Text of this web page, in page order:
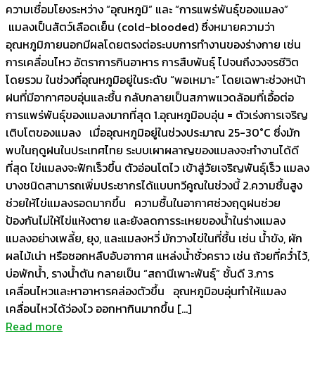
ความเชื่อมโยงระหว่าง “อุณหภูมิ” และ “การแพร่พันธุ์ของแมลง”
แมลงเป็นสัตว์เลือดเย็น (cold-blooded) ซึ่งหมายความว่า
อุณหภูมิภายนอกมีผลโดยตรงต่อระบบการทำงานของร่างกาย เช่น
การเคลื่อนไหว อัตราการกินอาหาร การสืบพันธุ์ ไปจนถึงวงจรชีวิต
โดยรวม ในช่วงที่อุณหภูมิอยู่ในระดับ “พอเหมาะ” โดยเฉพาะช่วงหน้า
ฝนที่มีอากาศอบอุ่นและชื้น กลับกลายเป็นสภาพแวดล้อมที่เอื้อต่อ
การแพร่พันธุ์ของแมลงมากที่สุด 1.อุณหภูมิอบอุ่น = ตัวเร่งการเจริญ
เติบโตของแมลง เมื่ออุณหภูมิอยู่ในช่วงประมาณ 25-30°C ซึ่งมัก
พบในฤดูฝนในประเทศไทย ระบบเผาผลาญของแมลงจะทำงานได้ดี
ที่สุด ไข่แมลงจะฟักเร็วขึ้น ตัวอ่อนโตไว เข้าสู่วัยเจริญพันธุ์เร็ว แมลง
บางชนิดสามารถเพิ่มประชากรได้แบบทวีคูณในช่วงนี้ 2.ความชื้นสูง
ช่วยให้ไข่แมลงรอดมากขึ้น ความชื้นในอากาศช่วงฤดูฝนช่วย
ป้องกันไม่ให้ไข่แห้งตาย และยังลดการระเหยของน้ำในร่างแมลง
แมลงอย่างเพลี้ย, ยุง, และแมลงหวี่ มักวางไข่ในที่ชื้น เช่น น้ำขัง, ผัก
ผลไม้เน่า หรือซอกหลืบอับอากาศ แหล่งน้ำชั่วคราว เช่น ถ้วยที่คว่ำไว้,
บ่อพักน้ำ, รางน้ำตัน กลายเป็น “สถานีเพาะพันธุ์” ชั้นดี 3.การ
เคลื่อนไหวและหาอาหารคล่องตัวขึ้น อุณหภูมิอบอุ่นทำให้แมลง
เคลื่อนไหวได้ว่องไว ออกหากินมากขึ้น […]
Read more